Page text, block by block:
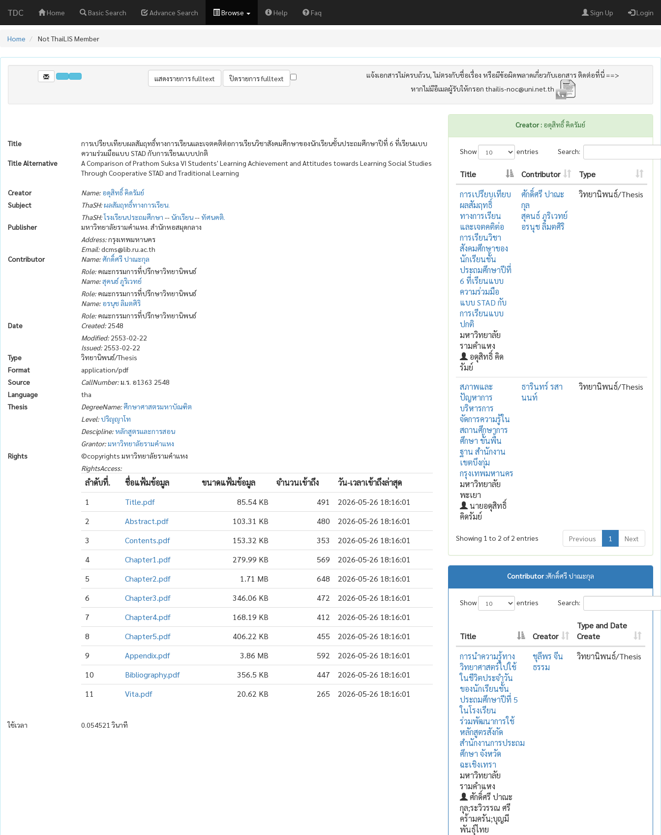
TDC Home Basic Search Advance Search Browse Help Faq Sign Up Login
Home Not ThaiLIS Member
แจ้งเอกสารไม่ครบถ้วน, ไม่ตรงกับชื่อเรื่อง หรือมีข้อผิดพลาดเกี่ยวกับเอกสาร ติดต่อที่นี่ ==>
หากไม่มีอีเมลผู้รับให้กรอก thailis-noc@uni.net.th
Title
การเปรียบเทียบผลสัมฤทธิ์ทางการเรียนและเจตคติต่อการเรียนวิชาสังคมศึกษาของนักเรียนชั้นประถมศึกษาปีที่ 6 ที่เรียนแบบ
ความร่วมมือแบบ STAD กับการเรียนแบบปกติ
Title Alternative
A Comparison of Prathom Suksa VI Students' Learning Achievement and Attitudes towards Learning Social Studies
Through Cooperative STAD and Traditional Learning
Creator Name: อดุสิทธิ์ คิดรัมย์
Subject
ThaSH:ผลสัมฤทธิ์ทางการเรียน.
ThaSH:โรงเรียนประถมศึกษา --นักเรียน--ทัศนคติ.
Publisher
มหาวิทยาลัยรามคำแหง. สำนักหอสมุดกลาง
Address:กรุงเทพมหานคร
Email:dcms@lib.ru.ac.th
Contributor
Name: ศักดิ์ศรี ปาณะกุล
Role: คณะกรรมการที่ปรึกษาวิทยานิพนธ์
Name:สุคนธ์ ภูริเวทย์
Role: คณะกรรมการที่ปรึกษาวิทยานิพนธ์
Name: อรนุช ลิมตศิริ
Role: คณะกรรมการที่ปรึกษาวิทยานิพนธ์
Date
Created: 2548
Modified: 2553-02-22
Issued: 2553-02-22
Type
วิทยานิพนธ์/Thesis
Format
application/pdf
Source
CallNumber:ม.ร. อ1363 2548
Language
tha
Thesis
DegreeName: ศึกษาศาสตรมหาบัณฑิต
Level:ปริญญาโท
Descipline:หลักสูตรและการสอน
Grantor:มหาวิทยาลัยรามคำแหง
Rights
©copyrights มหาวิทยาลัยรามคำแหง
RightsAccess:
ลำดับที่. ชื่อแฟ้มข้อมูล ขนาดแฟ้มข้อมูล จำนวนเข้าถึง
วัน-เวลาเข้าถึงล่าสุด
1
Title.pdf 85.54 KB 491
2026-05-26 18:16:01
2
Abstract.pdf 103.31 KB 480
2026-05-26 18:16:01
3
Contents.pdf 153.32 KB 353
2026-05-26 18:16:01
4
Chapter1.pdf 279.99 KB 569
2026-05-26 18:16:01
5
Chapter2.pdf 1.71 MB 648
2026-05-26 18:16:01
6
Chapter3.pdf 346.06 KB 472
2026-05-26 18:16:01
7
Chapter4.pdf 168.19 KB 412
2026-05-26 18:16:01
8
Chapter5.pdf 406.22 KB 455
2026-05-26 18:16:01
9
Appendix.pdf 3.86 MB 592
2026-05-26 18:16:01
10
Bibliography.pdf 356.5 KB 447
2026-05-26 18:16:01
11
Vita.pdf 20.62 KB 265 2026-05-26 18:16:01
ใช้เวลา 0.054521 วินาที
Creator : อดุสิทธิ์ คิดรัมย์
Show entries Search:
Title Contributor
Type
การเปรียบเทียบ
ผลสัมฤทธิ์
ทางการเรียน
และเจตคติต่อ
การเรียนวิชา
สังคมศึกษาของ
นักเรียนชั้น
ประถมศึกษาปีที่
6 ที่เรียนแบบ
ความร่วมมือ
แบบ STAD กับ
การเรียนแบบ
ปกติ
มหาวิทยาลัย
รามคำแหง
อดุสิทธิ์ คิด
รัมย์
ศักดิ์ศรี ปาณะ
กุล
สุคนธ์ ภูริเวทย์
อรนุช ลิมตศิริ
วิทยานิพนธ์/Thesis
สภาพและ
ปัญหาการ
บริหารการ
จัดการความรู้ใน
สถานศึกษาการ
ศึกษา ขั้นพื้น
ฐาน สำนักงาน
เขตบึงกุ่ม
กรุงเทพมหานคร
มหาวิทยาลัย
พะเยา
นายอดุสิทธิ์
คิดรัมย์
ธารินทร์ รสา
นนท์
วิทยานิพนธ์/Thesis
Showing 1 to 2 of 2 entries Previous 1 Next
Contributor :ศักดิ์ศรี ปาณะกุล
Show entries Search:
Title Creator
Type and Date
Create
การนำความรู้ทาง
วิทยาศาสตร์ไปใช้
ในชีวิตประจำวัน
ของนักเรียนชั้น
ประถมศึกษาปีที่ 5
ในโรงเรียน
ร่วมพัฒนาการใช้
หลักสูตรสังกัด
สำนักงานการประถม
ศึกษา จังหวัด
ฉะเชิงเทรา
มหาวิทยาลัย
รามคำแหง
ศักดิ์ศรี ปาณะ
กุล;ระวิวรรณ ศรี
คร้ามครัน;บุญมี
พันธุ์ไทย
ชุลีพร จีน
ธรรม
วิทยานิพนธ์/Thesis